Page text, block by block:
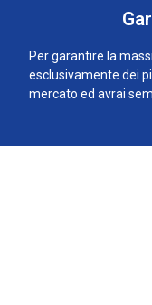
Per garantire la
esclusivamente dei
mercato ed avrai